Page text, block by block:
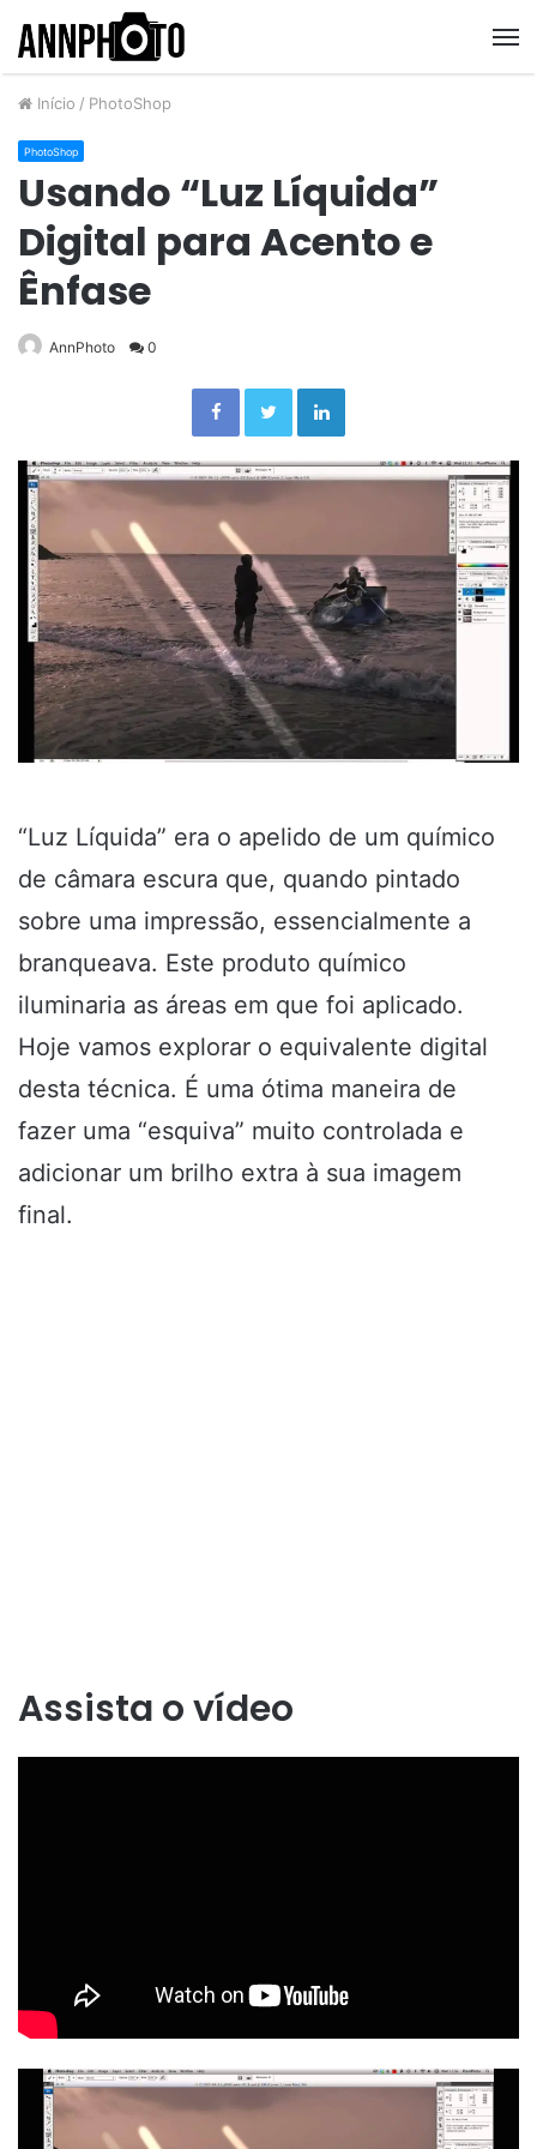
Início / PhotoShop
PhotoShop
Usando “Luz Líquida”
Digital para Acento e
Ênfase
AnnPhoto 0
FacebookTwitterLinkedin
“Luz Líquida” era o apelido de um químico
de câmara escura que, quando pintado
sobre uma impressão, essencialmente a
branqueava. Este produto químico
iluminaria as áreas em que foi aplicado.
Hoje vamos explorar o equivalente digital
desta técnica. É uma ótima maneira de
fazer uma “esquiva” muito controlada e
adicionar um brilho extra à sua imagem
final.
Assista o vídeo